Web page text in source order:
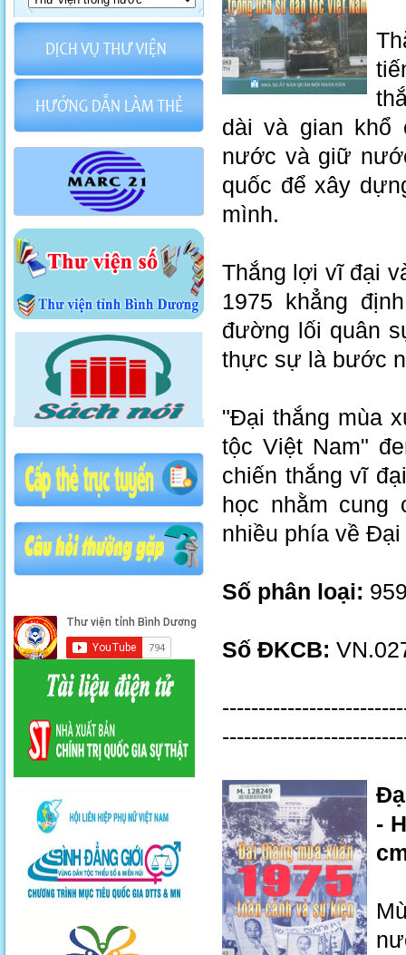
dài và gian khổ
nước và giữ
quốc để xây
mình.
Thắng lợi vĩ đại
1975 khẳng
đường lối quân
thực sự là bước
"Đại thắng mùa
tộc Việt Nam"
chiến thắng vĩ
học nhằm cung
nhiều phía về
Số phân loại:
Số ĐKCB:
-